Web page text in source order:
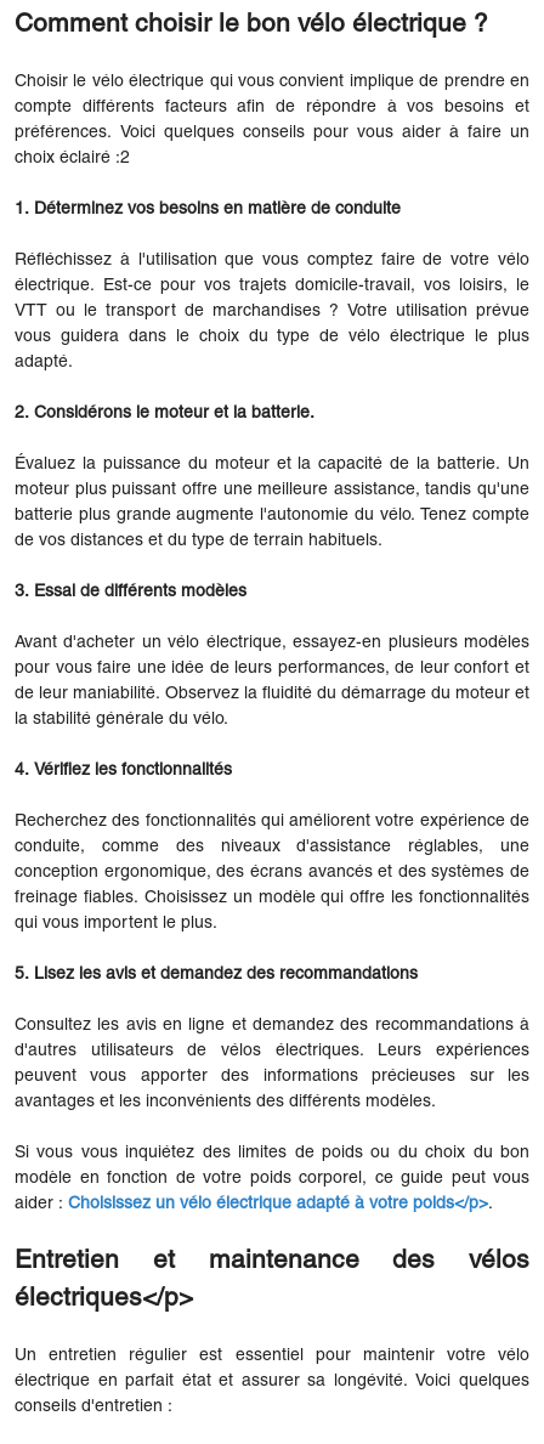
Comment choisir le bon vélo électrique ?
Choisir le vélo électrique qui vous convient implique de prendre en
compte différents facteurs afin de répondre à vos besoins et
préférences. Voici quelques conseils pour vous aider à faire un
choix éclairé :2
1. Déterminez vos besoins en matière de conduite
Réfléchissez à l'utilisation que vous comptez faire de votre vélo
électrique. Est-ce pour vos trajets domicile-travail, vos loisirs, le
VTT ou le transport de marchandises ? Votre utilisation prévue
vous guidera dans le choix du type de vélo électrique le plus
adapté.
2. Considérons le moteur et la batterie.
Évaluez la puissance du moteur et la capacité de la batterie. Un
moteur plus puissant offre une meilleure assistance, tandis qu'une
batterie plus grande augmente l'autonomie du vélo. Tenez compte
de vos distances et du type de terrain habituels.
3. Essai de différents modèles
Avant d'acheter un vélo électrique, essayez-en plusieurs modèles
pour vous faire une idée de leurs performances, de leur confort et
de leur maniabilité. Observez la fluidité du démarrage du moteur et
la stabilité générale du vélo.
4. Vérifiez les fonctionnalités
Recherchez des fonctionnalités qui améliorent votre expérience de
conduite, comme des niveaux d'assistance réglables, une
conception ergonomique, des écrans avancés et des systèmes de
freinage fiables. Choisissez un modèle qui offre les fonctionnalités
qui vous importent le plus.
5. Lisez les avis et demandez des recommandations
Consultez les avis en ligne et demandez des recommandations à
d'autres utilisateurs de vélos électriques. Leurs expériences
peuvent vous apporter des informations précieuses sur les
avantages et les inconvénients des différents modèles.
Si vous vous inquiétez des limites de poids ou du choix du bon
modèle en fonction de votre poids corporel, ce guide peut vous
aider : Choisissez un vélo électrique adapté à votre poids</p>.
Entretien et maintenance des vélos
électriques</p>
Un entretien régulier est essentiel pour maintenir votre vélo
électrique en parfait état et assurer sa longévité. Voici quelques
conseils d'entretien :